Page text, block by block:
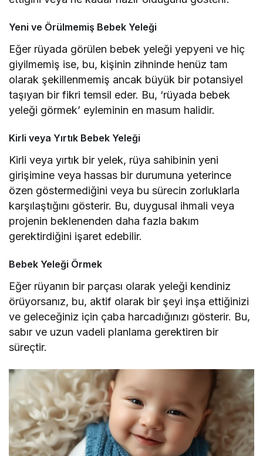
Yeni ve Örülmemiş Bebek Yeleği
Eğer rüyada görülen bebek yeleği yepyeni ve hiç
giyilmemiş ise, bu, kişinin zihninde henüz tam
olarak şekillenmemiş ancak büyük bir potansiyel
taşıyan bir fikri temsil eder. Bu, ‘rüyada bebek
yeleği görmek’ eyleminin en masum halidir.
Kirli veya Yırtık Bebek Yeleği
Kirli veya yırtık bir yelek, rüya sahibinin yeni
girişimine veya hassas bir durumuna yeterince
özen göstermediğini veya bu sürecin zorluklarla
karşılaştığını gösterir. Bu, duygusal ihmali veya
projenin beklenenden daha fazla bakım
gerektirdiğini işaret edebilir.
Bebek Yeleği Örmek
Eğer rüyanın bir parçası olarak yeleği kendiniz
örüyorsanız, bu, aktif olarak bir şeyi inşa ettiğinizi
ve geleceğiniz için çaba harcadığınızı gösterir. Bu,
sabır ve uzun vadeli planlama gerektiren bir
süreçtir.